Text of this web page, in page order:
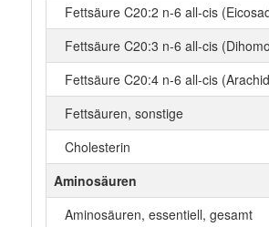
Fettsäure C20:2 n-6 all-cis
Fettsäure C20:3 n-6 all-cis
Fettsäure C20:4 n-6 all-cis
Fettsäuren, sonstige
Cholesterin
Aminosäuren
Aminosäuren, essentiell, gesamt